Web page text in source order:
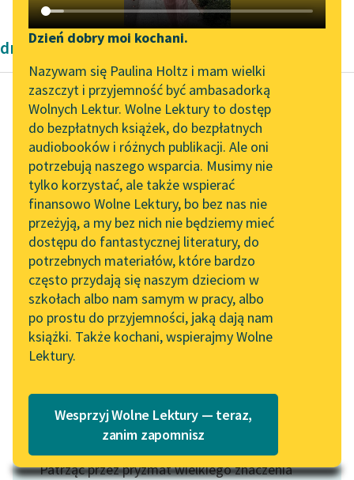
Katalog DAISY
Podkasty o książkach
Zgłoś brak utworu
Aktualności
Zapraszamy na spotkanie
online z tłumaczkami
literatury skandynawskiej
Spotkanie z Katarzyną
Tunkiel w Oslo
Wolne Lektury na 32.
Pol’and’Rock Festivalu
„Kochanek Lady
Chatterley” do słuchania
na Wolnych Lekturach
Nowy audiobook –
„Marzenie o Oriencie”
Lektury szkolne i klasyka
Narzędzia
Mapa Wolnych Lektur
Leśmianator
Przewodnik dla piszących i
czytających
API
OAI-PMH
Widget Wolnych Lektur
Przypisy
Katalog w formacie PDF
Dzień dobry moi kochani.
Nazywam się Paulina Holtz i mam wielki
zaszczyt i przyjemność być ambasadorką
Wolnych Lektur. Wolne Lektury to dostęp
do bezpłatnych książek, do bezpłatnych
audiobooków i różnych publikacji. Ale oni
potrzebują naszego wsparcia. Musimy nie
tylko korzystać, ale także wspierać
finansowo Wolne Lektury, bo bez nas nie
przeżyją, a my bez nich nie będziemy mieć
dostępu do fantastycznej literatury, do
potrzebnych materiałów, które bardzo
często przydają się naszym dzieciom w
szkołach albo nam samym w pracy, albo
po prostu do przyjemności, jaką dają nam
książki. Także kochani, wspierajmy Wolne
Lektury.
Wesprzyj Wolne Lektury — teraz,
zanim zapomnisz
dramaty antyczne
Ajschylos
Prometeusz
skowany
Czytaj więcej
Motyw: Przyjaźń
Patrząc przez pryzmat wielkiego znaczenia